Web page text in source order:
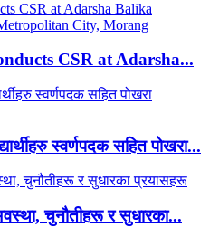
CSR at Adarsha...
स्वर्णपदक सहित पोखरा...
चुनौतीहरू र सुधारका...